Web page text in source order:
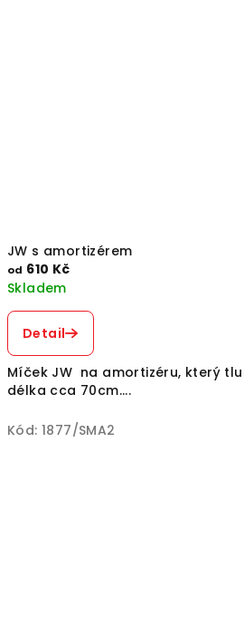
JW s amortizérem
od 610 Kč
Skladem
Detail
Míček JW na amortizéru, který
délka cca 70cm....
Kód: 1877/SMA2